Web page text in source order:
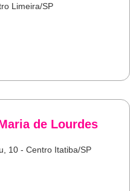
Limeira/SP
de Lourdes
10 - Centro Itatiba/SP